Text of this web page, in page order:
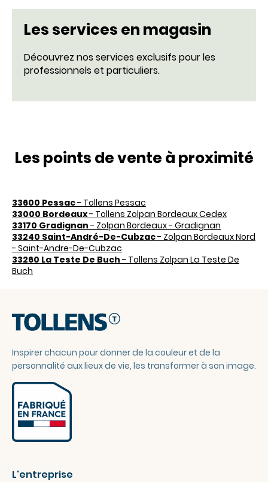
Les services en magasin
Découvrez nos services exclusifs pour les
professionnels et particuliers.
Les points de vente à proximité
33600 Pessac- Tollens Pessac
33000 Bordeaux- Tollens Zolpan Bordeaux Cedex
33170 Gradignan - Zolpan Bordeaux - Gradignan
33240 Saint-André-De-Cubzac- Zolpan Bordeaux Nord
- Saint-Andre-De-Cubzac
33260 La Teste De Buch - Tollens Zolpan La Teste De
Buch
Inspirer chacun pour donner de la couleur et de la
personnalité aux lieux de vie, les transformer à son image.
L'entreprise